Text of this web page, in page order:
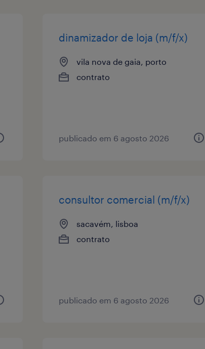
dinamizador de loja (m/f/x)
vila nova de gaia, porto
contrato
publicado em 6 agosto 2026
consultor comercial (m/f/x)
sacavém, lisboa
contrato
publicado em 6 agosto 2026